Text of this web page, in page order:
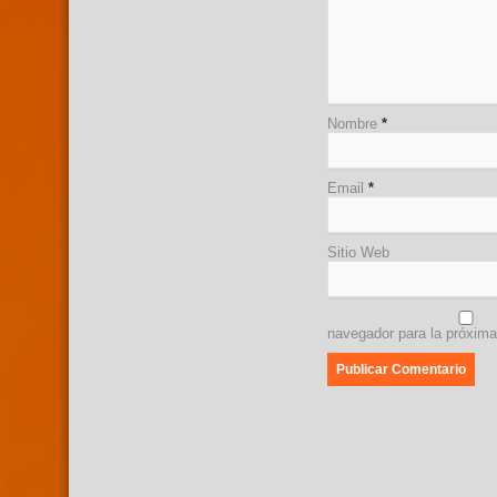
Nombre *
Email *
Sitio Web
navegador para la